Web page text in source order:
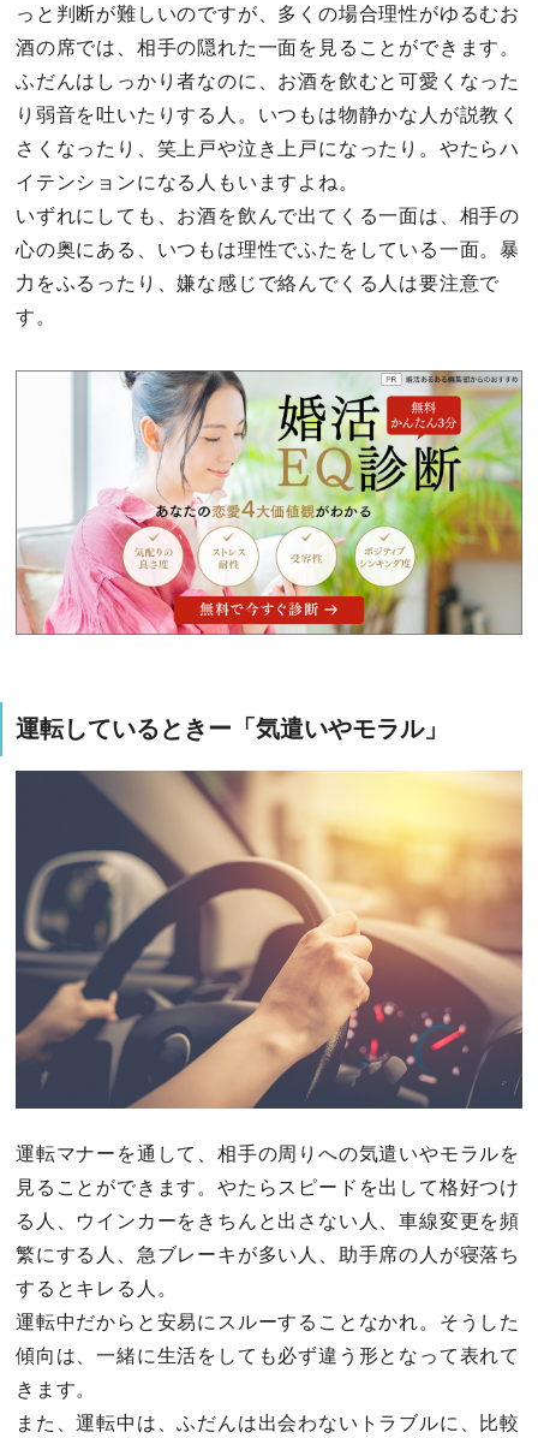
っと判断が難しいのですが、多くの場合理性がゆるむお
酒の席では、相手の隠れた一面を見ることができます。
ふだんはしっかり者なのに、お酒を飲むと可愛くなった
り弱音を吐いたりする人。いつもは物静かな人が説教く
さくなったり、笑上戸や泣き上戸になったり。やたらハ
イテンションになる人もいますよね。
いずれにしても、お酒を飲んで出てくる一面は、相手の
心の奥にある、いつもは理性でふたをしている一面。暴
力をふるったり、嫌な感じで絡んでくる人は要注意で
す。
運転しているときー「気遣いやモラル」
運転マナーを通して、相手の周りへの気遣いやモラルを
見ることができます。やたらスピードを出して格好つけ
る人、ウインカーをきちんと出さない人、車線変更を頻
繁にする人、急ブレーキが多い人、助手席の人が寝落ち
するとキレる人。
運転中だからと安易にスルーすることなかれ。そうした
傾向は、一緒に生活をしても必ず違う形となって表れて
きます。
また、運転中は、ふだんは出会わないトラブルに、比較